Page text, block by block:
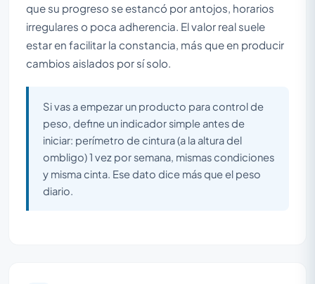
que su progreso se estancó por antojos, horarios
irregulares o poca adherencia. El valor real suele
estar en facilitar la constancia, más que en producir
cambios aislados por sí solo.
Si vas a empezar un producto para control de
peso, define un indicador simple antes de
iniciar: perímetro de cintura (a la altura del
ombligo) 1 vez por semana, mismas condiciones
y misma cinta. Ese dato dice más que el peso
diario.